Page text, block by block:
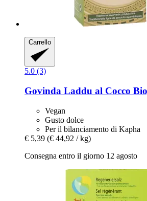
Carrello
5.0 (3)
Govinda Laddu al Cocco
Vegan
Gusto dolce
Per il bilanciamento di Kapha
€ 5,39 (€ 44,92 / kg)
Consegna entro il giorno 12 agosto